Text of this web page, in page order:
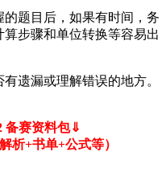
的题目后，如果有时间，务
步骤和单位转换等容易出
遗漏或理解错误的地方。
备赛资料包⇓
析+书单+公式等）